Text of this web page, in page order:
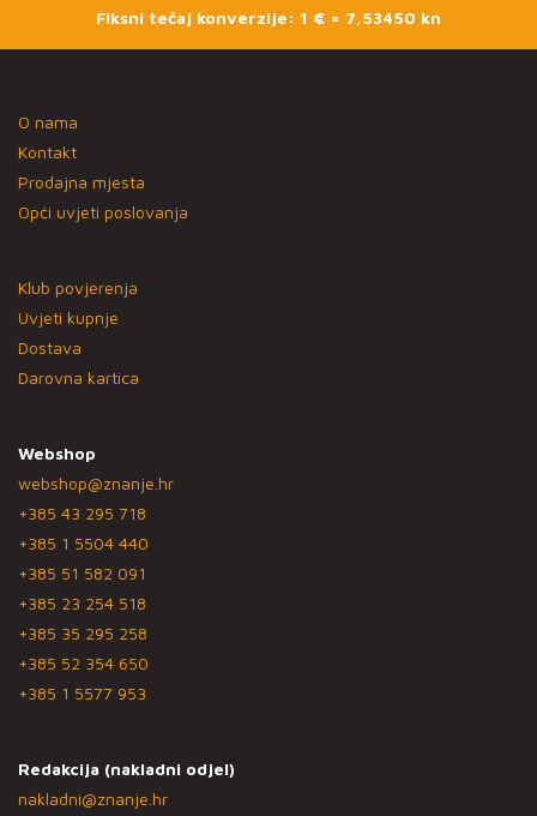
Fiksni tečaj konverzije: 1 € = 7,53450 kn
O nama
Kontakt
Prodajna mjesta
Opći uvjeti poslovanja
Klub povjerenja
Uvjeti kupnje
Dostava
Darovna kartica
Webshop
webshop@znanje.hr
+385 43 295 718
+385 1 5504 440
+385 51 582 091
+385 23 254 518
+385 35 295 258
+385 52 354 650
+385 1 5577 953
Redakcija (nakladni odjel)
nakladni@znanje.hr